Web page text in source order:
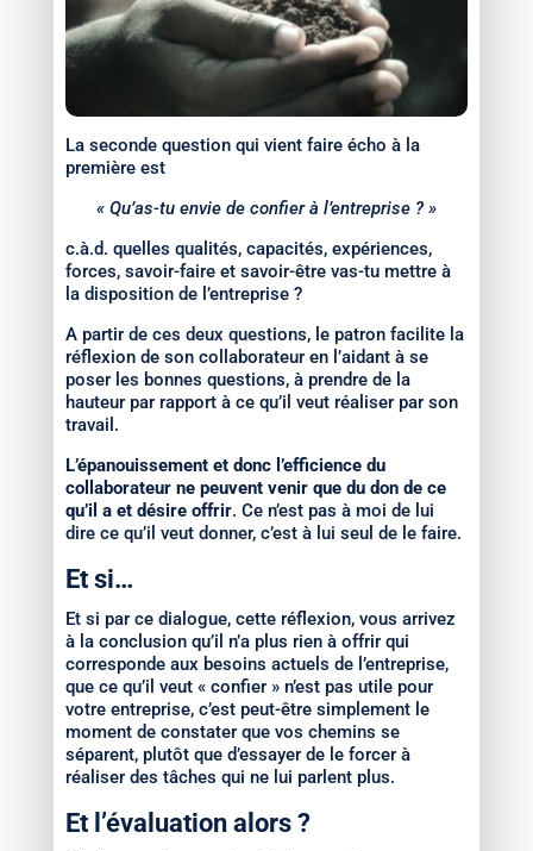
La seconde question qui vient faire écho à la
première est
« Qu’as-tu envie de confier à l’entreprise ? »
c.à.d. quelles qualités, capacités, expériences,
forces, savoir-faire et savoir-être vas-tu mettre à
la disposition de l’entreprise ?
A partir de ces deux questions, le patron facilite la
réflexion de son collaborateur en l’aidant à se
poser les bonnes questions, à prendre de la
hauteur par rapport à ce qu’il veut réaliser par son
travail.
L’épanouissement et donc l’efficience du
collaborateur ne peuvent venir que du don de ce
qu’il a et désire offrir. Ce n’est pas à moi de lui
dire ce qu’il veut donner, c’est à lui seul de le faire.
Et si…
Et si par ce dialogue, cette réflexion, vous arrivez
à la conclusion qu’il n’a plus rien à offrir qui
corresponde aux besoins actuels de l’entreprise,
que ce qu’il veut « confier » n’est pas utile pour
votre entreprise, c’est peut-être simplement le
moment de constater que vos chemins se
séparent, plutôt que d’essayer de le forcer à
réaliser des tâches qui ne lui parlent plus.
Et l’évaluation alors ?